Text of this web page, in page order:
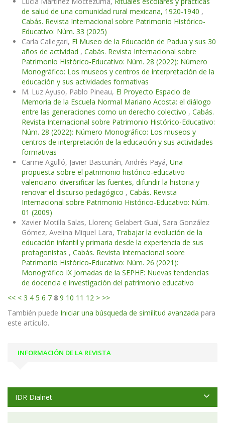
de salud de una comunidad rural mexicana, 1920-1940 ,
Cabás. Revista Internacional sobre Patrimonio Histórico-
Educativo: Núm. 33 (2025)
Carla Callegari, El Museo de la Educación de Padua y sus 30
años de actividad , Cabás. Revista Internacional sobre
Patrimonio Histórico-Educativo: Núm. 28 (2022): Número
Monográfico: Los museos y centros de interpretación de la
educación y sus actividades formativas
M. Luz Ayuso, Pablo Pineau, El Proyecto Espacio de
Memoria de la Escuela Normal Mariano Acosta: el diálogo
entre las generaciones como un derecho colectivo , Cabás.
Revista Internacional sobre Patrimonio Histórico-Educativo:
Núm. 28 (2022): Número Monográfico: Los museos y
centros de interpretación de la educación y sus actividades
formativas
Carme Agulló, Javier Bascuñán, Andrés Payá, Una
propuesta sobre el patrimonio histórico-educativo
valenciano: diversificar las fuentes, difundir la historia y
renovar el discurso pedagógico , Cabás. Revista
Internacional sobre Patrimonio Histórico-Educativo: Núm.
01 (2009)
Xavier Motilla Salas, Llorenç Gelabert Gual, Sara González
Gómez, Avelina Miquel Lara, Trabajar la evolución de la
educación infantil y primaria desde la experiencia de sus
protagonistas , Cabás. Revista Internacional sobre
Patrimonio Histórico-Educativo: Núm. 26 (2021):
Monográfico IX Jornadas de la SEPHE: Nuevas tendencias
de docencia e investigación del patrimonio educativo
<< < 3 4 5 6 7 8 9 10 11 12 > >>
También puede Iniciar una búsqueda de similitud avanzada para
este artículo.
INFORMACIÓN DE LA REVISTA
IDR Dialnet